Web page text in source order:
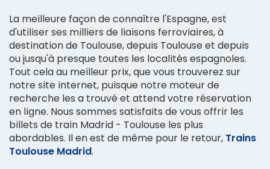
La meilleure façon de connaître l'Espagne, est
d'utiliser ses milliers de liaisons ferroviaires, à
destination de Toulouse, depuis Toulouse et depuis
ou jusqu'à presque toutes les localités espagnoles.
Tout cela au meilleur prix, que vous trouverez sur
notre site internet, puisque notre moteur de
recherche les a trouvé et attend votre réservation
en ligne. Nous sommes satisfaits de vous offrir les
billets de train Madrid - Toulouse les plus
abordables. Il en est de même pour le retour, Trains
Toulouse Madrid.